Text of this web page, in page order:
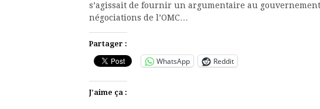
s’agissait de fournir un argumentaire au
négociations de l’OMC…
Partager :
WhatsApp Reddit
J’aime ça :